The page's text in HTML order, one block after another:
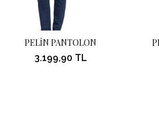
PELİN PANTOLON
3.199,90 TL